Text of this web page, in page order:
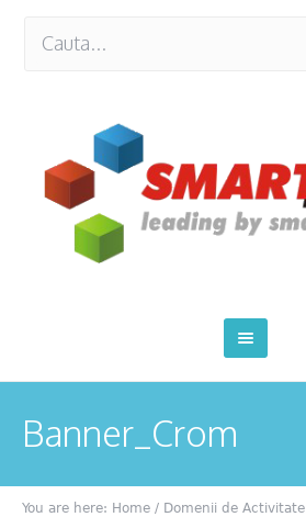
Banner_Crom
You are here: Home / Domenii de Activitate